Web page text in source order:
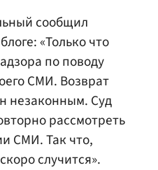
сообщил
«Только что
по поводу
СМИ. Возврат
незаконным. Суд
рассмотреть
СМИ. Так что,
случится».